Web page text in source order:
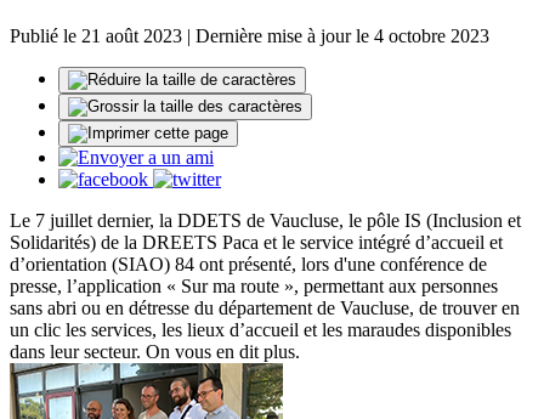
Publié le 21 août 2023 | Dernière mise à jour le 4 octobre 2023
Le 7 juillet dernier, la DDETS de Vaucluse, le pôle IS (Inclusion et
Solidarités) de la DREETS Paca et le service intégré d’accueil et
d’orientation (SIAO) 84 ont présenté, lors d'une conférence de
presse, l’application « Sur ma route », permettant aux personnes
sans abri ou en détresse du département de Vaucluse, de trouver en
un clic les services, les lieux d’accueil et les maraudes disponibles
dans leur secteur. On vous en dit plus.